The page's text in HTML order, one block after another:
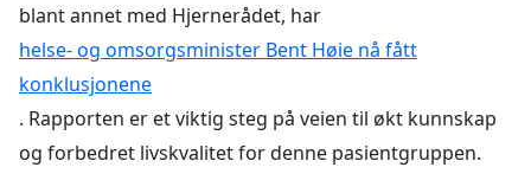
blant annet med Hjernerådet, har
helse- og omsorgsminister Bent Høie nå fått
konklusjonene
. Rapporten er et viktig steg på veien til økt kunnskap
og forbedret livskvalitet for denne pasientgruppen.